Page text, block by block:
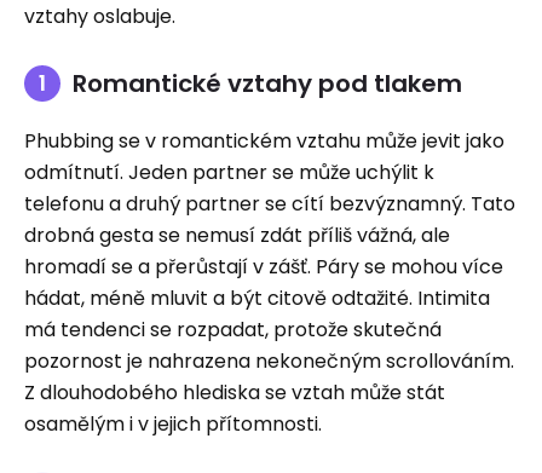
vztahy oslabuje.
Romantické vztahy pod tlakem
Phubbing se v romantickém vztahu může jevit jako
odmítnutí. Jeden partner se může uchýlit k
telefonu a druhý partner se cítí bezvýznamný. Tato
drobná gesta se nemusí zdát příliš vážná, ale
hromadí se a přerůstají v zášť. Páry se mohou více
hádat, méně mluvit a být citově odtažité. Intimita
má tendenci se rozpadat, protože skutečná
pozornost je nahrazena nekonečným scrollováním.
Z dlouhodobého hlediska se vztah může stát
osamělým i v jejich přítomnosti.